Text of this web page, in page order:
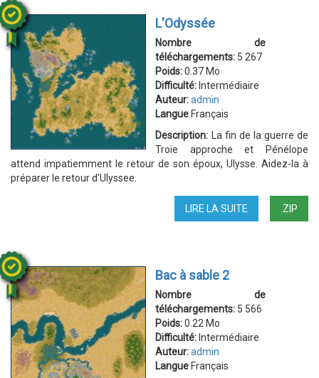
L'Odyssée
Nombre de
téléchargements: 5 267
Poids:0.37 Mo
Difficulté: Intermédiaire
Auteur:admin
Langue Français
Description:
La fin de la guerre de
Troie approche et Pénélope
attend impatiemment le retour de son époux, Ulysse. Aidez-la à
préparer le retour d'Ulyssee.
.ZIP
LIRE LA SUITE
L'ODYSSÉE
Bac à sable 2
Nombre de
téléchargements: 5 566
Poids:0.22 Mo
Difficulté: Intermédiaire
Auteur:admin
Langue Français